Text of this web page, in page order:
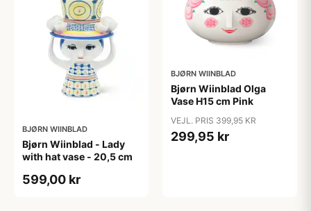
BJØRN WIINBLAD
Bjørn Wiinblad - Lady
with hat vase - 20,5 cm
599,00 kr
BJØRN WIINBLAD
Bjørn Wiinblad Olga
Vase H15 cm Pink
VEJL. PRIS 399,95 KR
299,95 kr